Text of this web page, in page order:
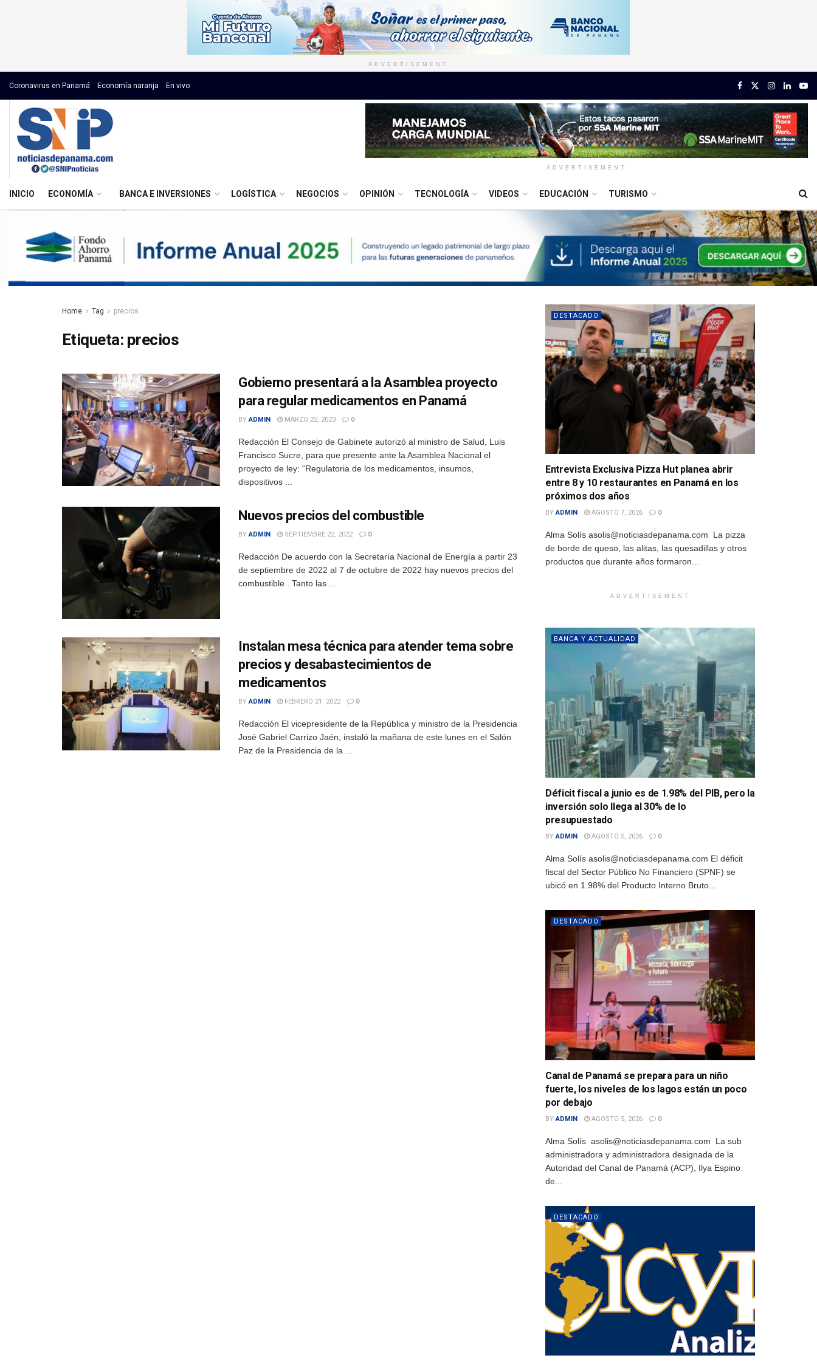
ADVERTISEMENT
Coronavirus en Panamá Economía naranja En vivo
ADVERTISEMENT
INICIO ECONOMÍA BANCA E INVERSIONES LOGÍSTICA NEGOCIOS OPINIÓN TECNOLOGÍA VIDEOS EDUCACIÓN TURISMO
Home Tag precios
Etiqueta: precios
Gobierno presentará a la Asamblea proyecto
para regular medicamentos en Panamá
BY ADMIN MARZO 22, 2023 0
Redacción El Consejo de Gabinete autorizó al ministro de Salud, Luis
Francisco Sucre, para que presente ante la Asamblea Nacional el
proyecto de ley: “Regulatoria de los medicamentos, insumos,
dispositivos ...
Nuevos precios del combustible
BY ADMIN SEPTIEMBRE 22, 2022 0
Redacción De acuerdo con la Secretaría Nacional de Energía a partir 23
de septiembre de 2022 al 7 de octubre de 2022 hay nuevos precios del
combustible . Tanto las ...
Instalan mesa técnica para atender tema sobre
precios y desabastecimientos de
medicamentos
BY ADMIN FEBRERO 21, 2022 0
Redacción El vicepresidente de la República y ministro de la Presidencia
José Gabriel Carrizo Jaén, instaló la mañana de este lunes en el Salón
Paz de la Presidencia de la ...
DESTACADO
Entrevista Exclusiva Pizza Hut planea abrir
entre 8 y 10 restaurantes en Panamá en los
próximos dos años
BY ADMIN AGOSTO 7, 2026 0
Alma Solís asolis@noticiasdepanama.com La pizza
de borde de queso, las alitas, las quesadillas y otros
productos que durante años formaron...
ADVERTISEMENT
BANCA Y ACTUALIDAD
Déficit fiscal a junio es de 1.98% del PIB, pero la
inversión solo llega al 30% de lo
presupuestado
BY ADMIN AGOSTO 5, 2026 0
Alma Solís asolis@noticiasdepanama.com El déficit
fiscal del Sector Público No Financiero (SPNF) se
ubicó en 1.98% del Producto Interno Bruto...
DESTACADO
Canal de Panamá se prepara para un niño
fuerte, los niveles de los lagos están un poco
por debajo
BY ADMIN AGOSTO 5, 2026 0
Alma Solís asolis@noticiasdepanama.com La sub
administradora y administradora designada de la
Autoridad del Canal de Panamá (ACP), Ilya Espino
de...
DESTACADO